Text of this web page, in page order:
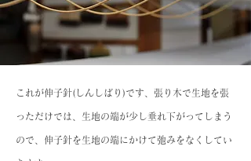
これが伸子針(しんしばり)です、張り木で生地を張
っただけでは、生地の端が少し垂れ下がってしまう
ので、伸子針を生地の端にかけて弛みをなくしてい